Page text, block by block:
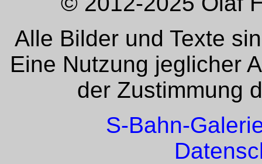
Alle Bilder und Texte
Eine Nutzung jeglicher
der Zustimmung
S-Bahn-